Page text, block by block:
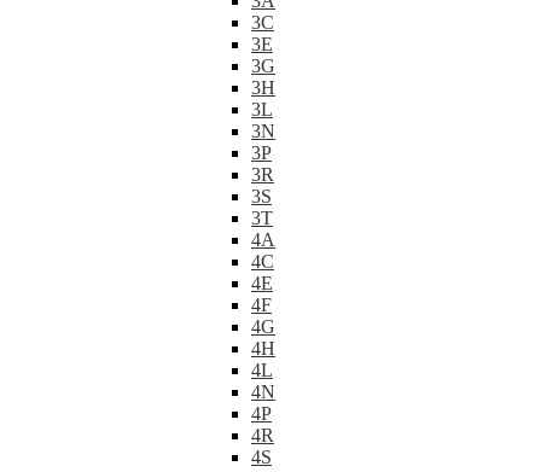
3C
3E
3G
3H
3L
3N
3P
3R
3S
3T
4A
4C
4E
4F
4G
4H
4L
4N
4P
4R
4S